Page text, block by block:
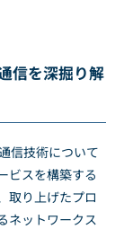
信を深掘り解
信技術について
ビスを構築する
取り上げたプロ
ネットワークス